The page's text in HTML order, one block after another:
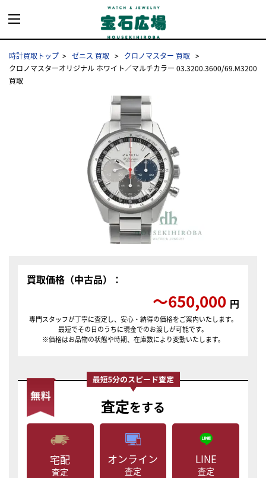
時計買取トップ ゼニス 買取
クロノマスター 買取
クロノマスターオリジナル ホワイト／マルチカラー 03.3200.3600/69.M3200
買取
買取価格（中古品）：
〜650,000 円
専門スタッフが丁寧に査定し、安心・納得の価格をご案内いたします。
最短でその日のうちに現金でのお渡しが可能です。
※価格はお品物の状態や時期、在庫数により変動いたします。
査定をする
宅配
査定
オンライン
査定
LINE
査定